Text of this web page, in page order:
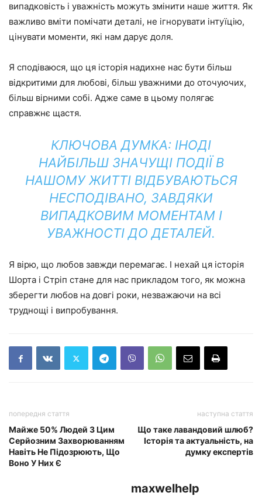
випадковість і уважність можуть змінити наше життя. Як
важливо вміти помічати деталі, не ігнорувати інтуїцію,
цінувати моменти, які нам дарує доля.
Я сподіваюся, що ця історія надихне нас бути більш
відкритими для любові, більш уважними до оточуючих,
більш вірними собі. Адже саме в цьому полягає
справжнє щастя.
КЛЮЧОВА ДУМКА: ІНОДІ
НАЙБІЛЬШ ЗНАЧУЩІ ПОДІЇ В
НАШОМУ ЖИТТІ ВІДБУВАЮТЬСЯ
НЕСПОДІВАНО, ЗАВДЯКИ
ВИПАДКОВИМ МОМЕНТАМ І
УВАЖНОСТІ ДО ДЕТАЛЕЙ.
Я вірю, що любов завжди перемагає. І нехай ця історія
Шорта і Стріп стане для нас прикладом того, як можна
зберегти любов на довгі роки, незважаючи на всі
труднощі і випробування.
попередня стаття
Майже 50% Людей З Цим
Серйозним Захворюванням
Навіть Не Підозрюють, Що
Воно У Них Є
наступна стаття
Що таке лавандовий шлюб?
Історія та актуальність, на
думку експертів
maxwelhelp